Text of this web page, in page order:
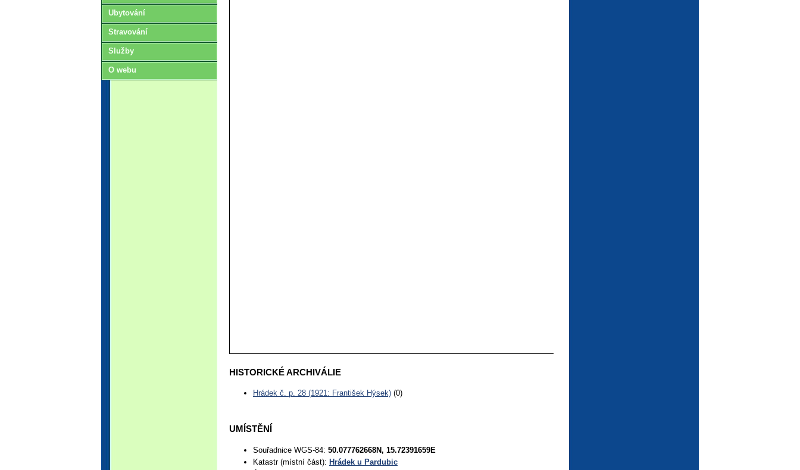
Ubytování
Stravování
Služby
O webu
HISTORICKÉ ARCHIVÁLIE
Hrádek č. p. 28 (1921: František Hýsek) (0)
UMÍSTĚNÍ
Souřadnice WGS-84: 50.077762668N, 15.72391659E
Katastr (místní část): Hrádek u Pardubic